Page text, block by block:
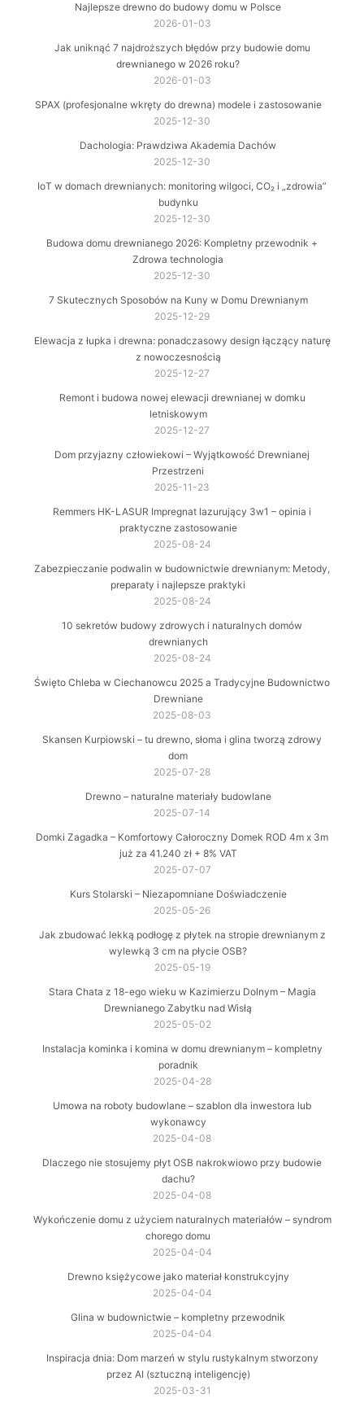
Najlepsze drewno do budowy domu w Polsce
2026-01-03
Jak uniknąć 7 najdroższych błędów przy budowie domu
drewnianego w 2026 roku?
2026-01-03
SPAX (profesjonalne wkręty do drewna) modele i zastosowanie
2025-12-30
Dachologia: Prawdziwa Akademia Dachów
2025-12-30
IoT w domach drewnianych: monitoring wilgoci, CO₂ i „zdrowia”
budynku
2025-12-30
Budowa domu drewnianego 2026: Kompletny przewodnik +
Zdrowa technologia
2025-12-30
7 Skutecznych Sposobów na Kuny w Domu Drewnianym
2025-12-29
Elewacja z łupka i drewna: ponadczasowy design łączący naturę
z nowoczesnością
2025-12-27
Remont i budowa nowej elewacji drewnianej w domku
letniskowym
2025-12-27
Dom przyjazny człowiekowi – Wyjątkowość Drewnianej
Przestrzeni
2025-11-23
Remmers HK-LASUR Impregnat lazurujący 3w1 – opinia i
praktyczne zastosowanie
2025-08-24
Zabezpieczanie podwalin w budownictwie drewnianym: Metody,
preparaty i najlepsze praktyki
2025-08-24
10 sekretów budowy zdrowych i naturalnych domów
drewnianych
2025-08-24
Święto Chleba w Ciechanowcu 2025 a Tradycyjne Budownictwo
Drewniane
2025-08-03
Skansen Kurpiowski – tu drewno, słoma i glina tworzą zdrowy
dom
2025-07-28
Drewno – naturalne materiały budowlane
2025-07-14
Domki Zagadka – Komfortowy Całoroczny Domek ROD 4m x 3m
już za 41.240 zł + 8% VAT
2025-07-07
Kurs Stolarski – Niezapomniane Doświadczenie
2025-05-26
Jak zbudować lekką podłogę z płytek na stropie drewnianym z
wylewką 3 cm na płycie OSB?
2025-05-19
Stara Chata z 18-ego wieku w Kazimierzu Dolnym – Magia
Drewnianego Zabytku nad Wisłą
2025-05-02
Instalacja kominka i komina w domu drewnianym – kompletny
poradnik
2025-04-28
Umowa na roboty budowlane – szablon dla inwestora lub
wykonawcy
2025-04-08
Dlaczego nie stosujemy płyt OSB nakrokwiowo przy budowie
dachu?
2025-04-08
Wykończenie domu z użyciem naturalnych materiałów – syndrom
chorego domu
2025-04-04
Drewno księżycowe jako materiał konstrukcyjny
2025-04-04
Glina w budownictwie – kompletny przewodnik
2025-04-04
Inspiracja dnia: Dom marzeń w stylu rustykalnym stworzony
przez AI (sztuczną inteligencję)
2025-03-31